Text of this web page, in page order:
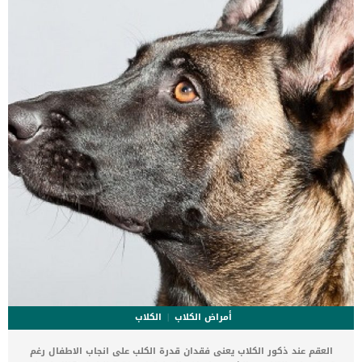
_الديدان المستديرة هي طفيليات شائعة ، وهناك نوعان رئيسيان يصيبان
بيضاء يبلغ طولها عدة بوصات. […]
أمراض الكلاب
الكلاب
العقم عند ذكور الكلاب يعنى فقدان قدرة الكلب على انجاب الاطفال رغم